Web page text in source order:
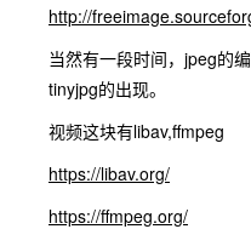
http://
当然有一段时间，jpeg的
tinyjpg的出现。
视频这块有libav,ffmpeg
https://libav.org/
https://ffmpeg.org/